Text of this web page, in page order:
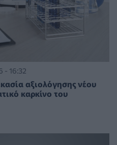
- 16:32
αξιολόγησης νέου
καρκίνο του